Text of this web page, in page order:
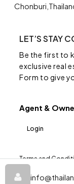
LET’S STAY
Be the first to
exclusive real
Form to give
Agent &
Login
Privacy Policy
Terms and